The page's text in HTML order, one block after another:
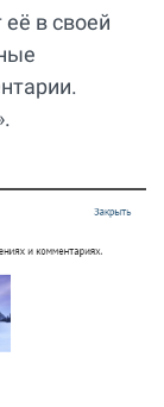
в своей